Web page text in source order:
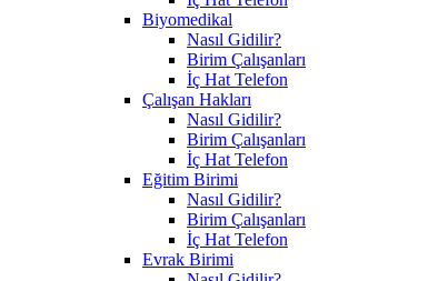
Biyomedikal
Nasıl Gidilir?
Birim Çalışanları
İç Hat Telefon
Çalışan Hakları
Nasıl Gidilir?
Birim Çalışanları
İç Hat Telefon
Eğitim Birimi
Nasıl Gidilir?
Birim Çalışanları
İç Hat Telefon
Evrak Birimi